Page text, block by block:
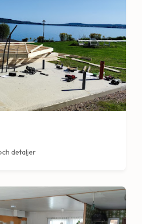
detaljer